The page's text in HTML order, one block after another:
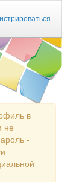
в
не
-